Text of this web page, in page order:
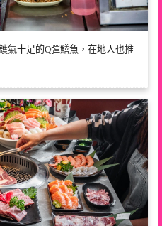
氣十足的Q彈鱔魚，在地人也推